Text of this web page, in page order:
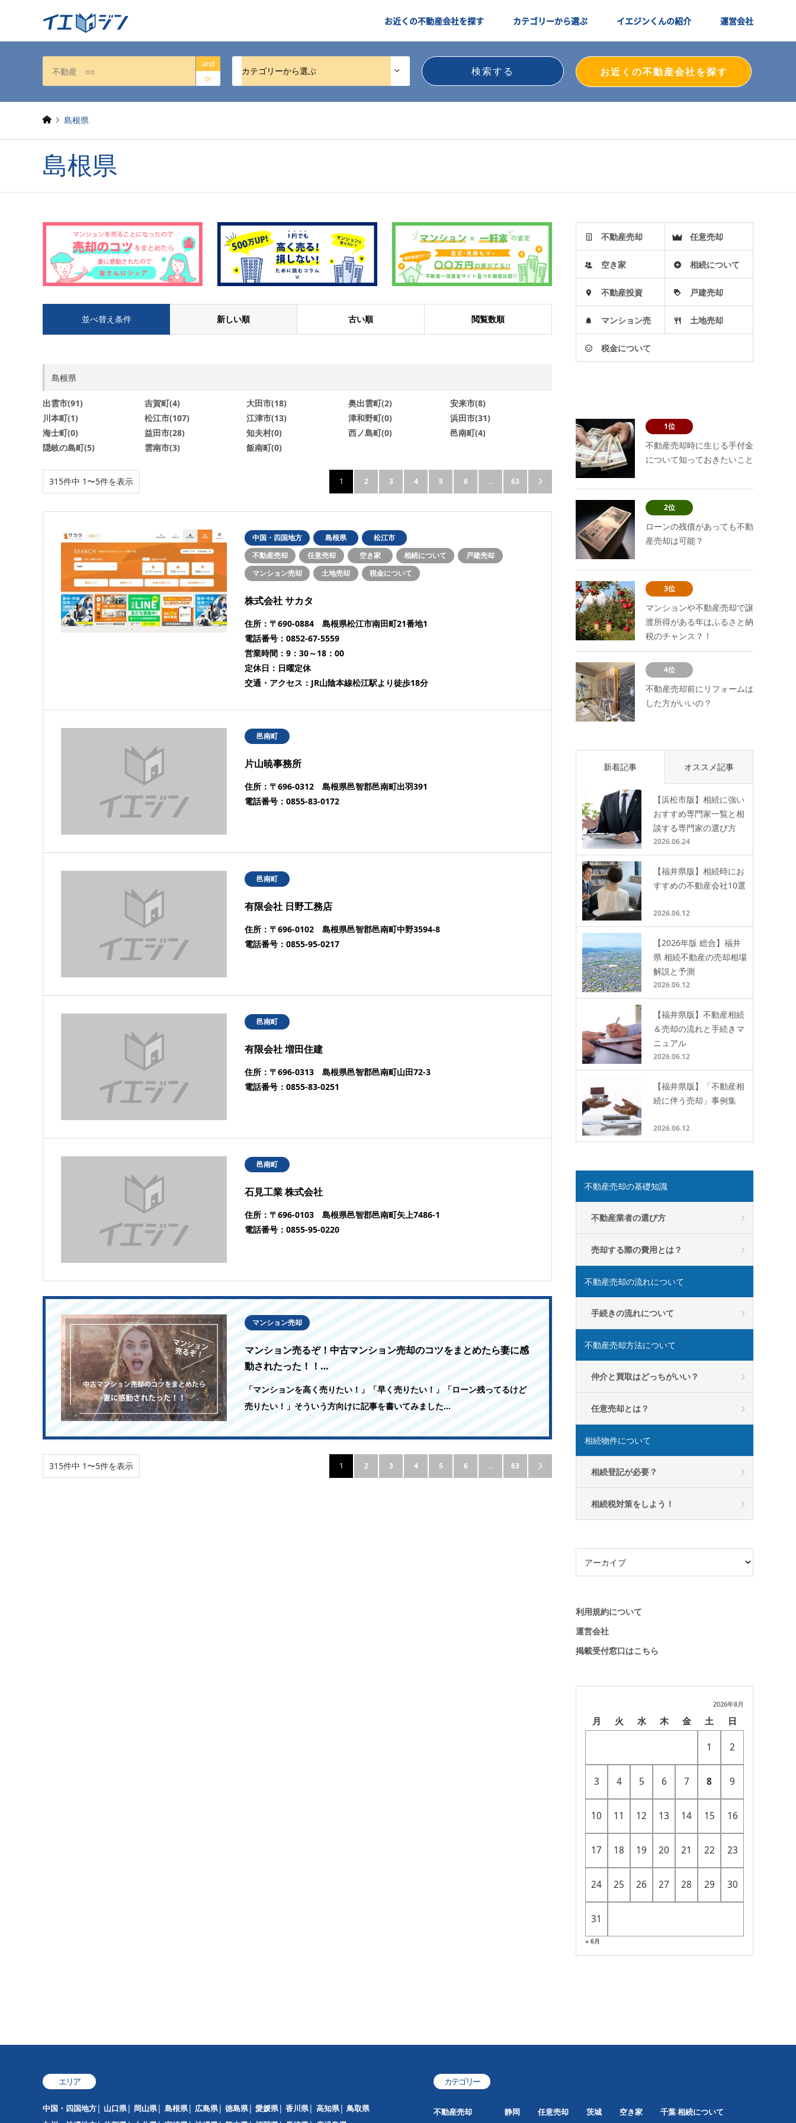
お近くの不動産会社を探す カテゴリーから選ぶ イエジンくんの紹介 運営会社
and
or
カテゴリーから選ぶ お近くの不動産会社を探す
島根県
島根県
並べ替え条件 新しい順 古い順 閲覧数順
島根県
出雲市(91) 吉賀町(4) 大田市(18) 奥出雲町(2)
安来市(8)
川本町(1)
松江市(107) 江津市(13) 津和野町(0)
浜田市(31)
海士町(0)
益田市(28) 知夫村(0) 西ノ島町(0)
邑南町(4)
隠岐の島町(5)
雲南市(3) 飯南町(0)
315件中 1〜5件を表示 1 2 3 4 5 6 … 63 
中国・四国地方 島根県
松江市
不動産売却
任意売却 空き家 相続について
戸建売却
マンション売却
土地売却 税金について
株式会社 サカタ
住所：〒690-0884 島根県松江市南田町21番地1
電話番号：0852-67-5559
営業時間：9：30～18：00
定休日： 日曜定休
交通・アクセス： JR山陰本線松江駅より徒歩18分
邑南町
片山暁事務所
住所：〒696-0312 島根県邑智郡邑南町出羽391
電話番号：0855-83-0172
邑南町
有限会社 日野工務店
住所：〒696-0102 島根県邑智郡邑南町中野3594-8
電話番号：0855-95-0217
邑南町
有限会社 増田住建
住所：〒696-0313 島根県邑智郡邑南町山田72-3
電話番号：0855-83-0251
邑南町
石見工業 株式会社
住所：〒696-0103 島根県邑智郡邑南町矢上7486-1
電話番号：0855-95-0220
マンション売却
マンション売るぞ！中古マンション売却のコツをまとめたら妻に感
動されたった！！…
「マンションを高く売りたい！」「早く売りたい！」「ローン残ってるけど
売りたい！」そういう方向けに記事を書いてみました…
315件中 1〜5件を表示 1 2 3 4 5 6 … 63 
不動産売却 任意売却
空き家 相続について
不動産投資 戸建売却
マンション売
却
土地売却
税金について
1位
不動産売却時に生じる手付金
について知っておきたいこと
2位
ローンの残債があっても不動
産売却は可能？
3位
マンションや不動産売却で譲
渡所得がある年はふるさと納
税のチャンス？！
4位
不動産売却前にリフォームは
した方がいいの？
新着記事 オススメ記事
【浜松市版】相続に強い
おすすめ専門家一覧と相
談する専門家の選び方
2026.06.24
【福井県版】相続時にお
すすめの不動産会社10選
2026.06.12
【2026年版 総合】福井
県 相続不動産の売却相場
解説と予測
2026.06.12
【福井県版】不動産相続
＆売却の流れと手続きマ
ニュアル
2026.06.12
【福井県版】「不動産相
続に伴う売却」事例集
2026.06.12
不動産売却の基礎知識
不動産業者の選び方
売却する際の費用とは？
不動産売却の流れについて
手続きの流れについて
不動産売却方法について
仲介と買取はどっちがいい？
任意売却とは？
相続物件について
相続登記が必要？
相続税対策をしよう！
利用規約について
運営会社
掲載受付窓口はこちら
2026年8月
月 火 水 木 金 土 日
1 2
3 4 5 6 7 8 9
10 11 12 13 14 15 16
17 18 19 20 21 22 23
24 25 26 27 28 29 30
31
« 6月
エリア
中国・四国地方 山口県 岡山県 島根県 広島県 徳島県 愛媛県 香川県 高知県
鳥取県
カテゴリー
不動産売却 静岡 任意売却 茨城 空き家 千葉相続について